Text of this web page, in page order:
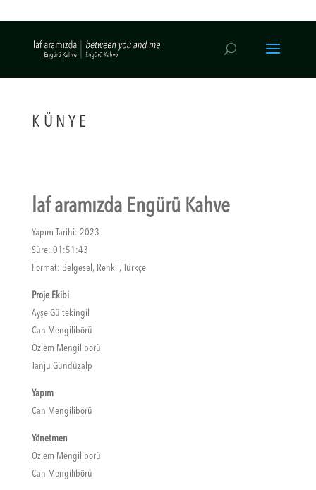
KÜNYE
laf aramızda Engürü Kahve
Yapım Tarihi: 2023
Süre: 01:51:43
Format: Belgesel, Renkli, Türkçe
Proje Ekibi
Ayşe Gültekingil
Can Mengilibörü
Özlem Mengilibörü
Tanju Gündüzalp
Yapım
Can Mengilibörü
Yönetmen
Özlem Mengilibörü
Can Mengilibörü